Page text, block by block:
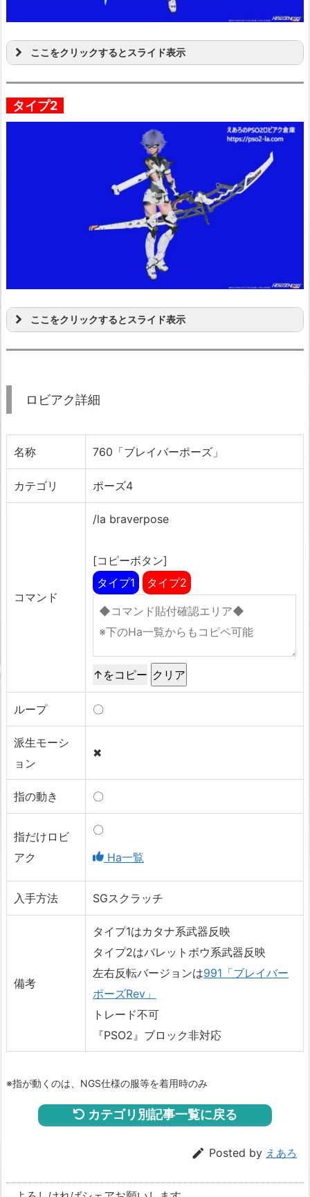
ここをクリックするとスライド表示
タイプ2
ここをクリックするとスライド表示
ロビアク詳細
名称 760「ブレイバーポーズ」
カテゴリ ポーズ4
コマンド
/la braverpose
[コピーボタン]
タイプ1
タイプ2
↑をコピー
ループ 〇
派生モーシ
ョン
✖
指の動き 〇
指だけロビ
アク
〇
Ha一覧
入手方法 SGスクラッチ
備考
タイプ1はカタナ系武器反映
タイプ2はバレットボウ系武器反映
左右反転バージョンは991「ブレイバー
ポーズRev」
トレード不可
『PSO2』ブロック非対応
※指が動くのは、NGS仕様の服等を着用時のみ
カテゴリ別記事一覧に戻る
 Posted by えあろ